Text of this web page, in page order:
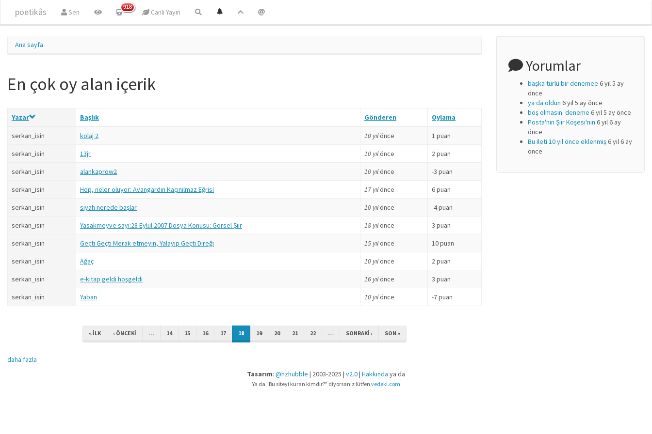
pöetikâs Sen
918
Canlı Yayın
Ana sayfa
En çok oy alan içerik
Yazar Başlık Gönderen Oylama
serkan_isin kolaj 2 10 yılönce 1 puan
serkan_isin 13jr 10 yılönce 2 puan
serkan_isin alankaprow2 10 yılönce -3 puan
serkan_isin Hop, neler oluyor: Avangardın Kaçınılmaz Eğrisi 17 yılönce 6 puan
serkan_isin siyah nerede başlar 10 yılönce -4 puan
serkan_isin Yasakmeyve sayı:28 Eylül 2007 Dosya Konusu: Görsel Şiir 18 yılönce 3 puan
serkan_isin Geçti Geçti Merak etmeyin, Yalayıp Geçti Direği 15 yılönce 10 puan
serkan_isin Ağaç 10 yılönce 2 puan
serkan_isin e-kitap geldi hoşgeldi 16 yılönce 3 puan
serkan_isin Yaban 10 yılönce -7 puan
« ILK ‹ ÖNCEKI … 14 15 16 17 18 19 20 21 22 … SONRAKI › SON »
daha fazla
Yorumlar
başka türlü bir denemee 6 yıl 5 ay
önce
ya da oldun 6 yıl 5 ay önce
boş olmasın. deneme 6 yıl 5 ay önce
Posta'nın Şiir Köşesi'nin 6 yıl 6 ay
önce
Bu ileti 10 yıl önce eklenmiş6 yıl 6 ay
önce
Tasarım: @hzhubble | 2003-2025 | v2.0| Hakkında ya da
Ya da "Bu siteyi kuran kimdir?" diyorsanız lütfen vedeki.com